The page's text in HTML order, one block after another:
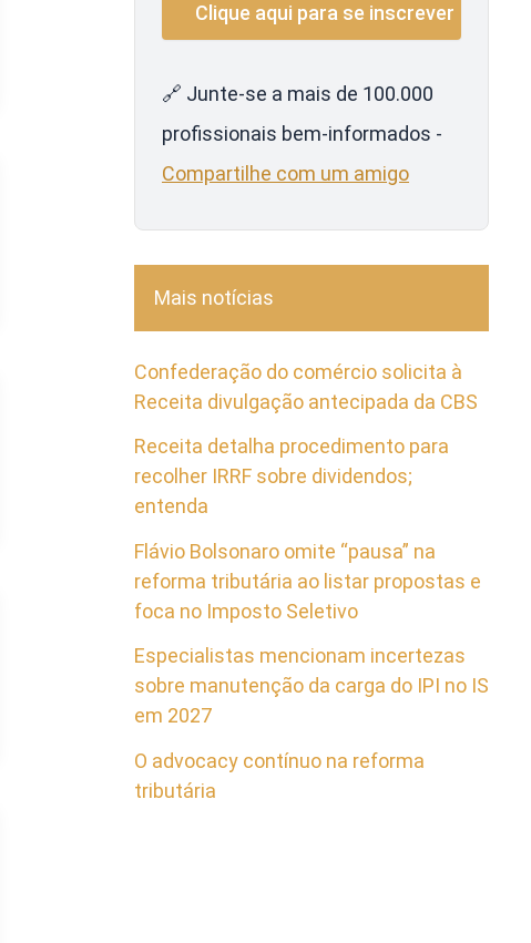
🔗 Junte-se a mais de 100.000
profissionais bem-informados -
Compartilhe com um amigo
Mais notícias
Confederação do comércio solicita à
Receita divulgação antecipada da CBS
Receita detalha procedimento para
recolher IRRF sobre dividendos;
entenda
Flávio Bolsonaro omite “pausa” na
reforma tributária ao listar propostas e
foca no Imposto Seletivo
Especialistas mencionam incertezas
sobre manutenção da carga do IPI no IS
em 2027
O advocacy contínuo na reforma
tributária